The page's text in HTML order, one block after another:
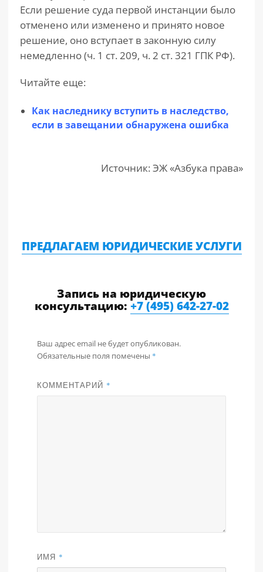
Если решение суда первой инстанции было
отменено или изменено и принято новое
решение, оно вступает в законную силу
немедленно (ч. 1 ст. 209, ч. 2 ст. 321 ГПК РФ).
Читайте еще:
Как наследнику вступить в наследство,
если в завещании обнаружена ошибка
Источник: ЭЖ «Азбука права»
ПРЕДЛАГАЕМ ЮРИДИЧЕСКИЕ УСЛУГИ
Запись на юридическую
консультацию: +7 (495) 642-27-02
Ваш адрес email не будет опубликован.
Обязательные поля помечены *
КОММЕНТАРИЙ *
ИМЯ *